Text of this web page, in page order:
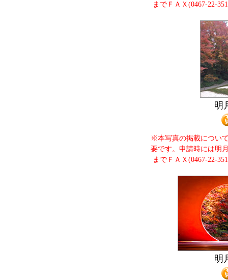
までＦＡＸ(0467-22-
明
※本写真の掲載につい
要です。申請時には明
までＦＡＸ(0467-22-
明